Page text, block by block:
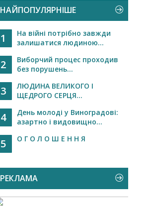
НАЙПОПУЛЯРНІШЕ
1
На війні потрібно завжди
залишатися людиною...
2
Виборчий процес проходив
без порушень...
3
ЛЮДИНА ВЕЛИКОГО І
ЩЕДРОГО СЕРЦЯ...
4
День молоді у Виноградові:
азартно і видовищно...
5 О Г О Л О Ш Е Н Н Я
РЕКЛАМА